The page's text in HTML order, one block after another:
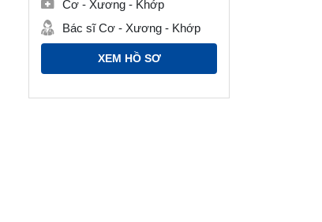
Cơ - Xương - Khớp
Bác sĩ Cơ - Xương - Khớp
XEM HỒ SƠ